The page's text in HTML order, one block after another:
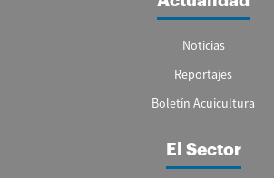
Noticias
Reportajes
Boletín Acuicultura
El Sector